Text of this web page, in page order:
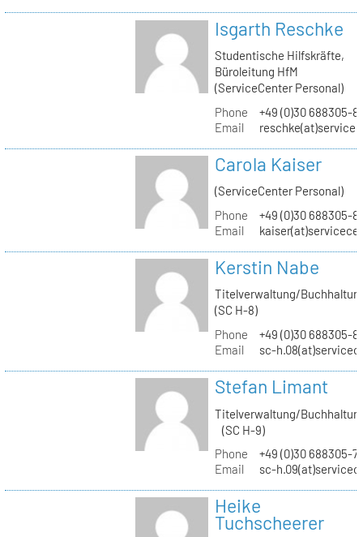
Isgarth Reschke
Studentische Hilfskräfte,
Büroleitung HfM
(ServiceCenter Personal)
Phone
+49 (0)30 688305-
Email
Carola Kaiser
(ServiceCenter Personal)
Phone
+49 (0)30 688305-
Email
Kerstin Nabe
Titelverwaltung/
(SC H-8)
Phone
+49 (0)30 688305-
Email
sc-
Stefan Limant
Titelverwaltung/
(SC H-9)
Phone
+49 (0)30 688305-
Email
sc-
Heike
Tuchscheerer